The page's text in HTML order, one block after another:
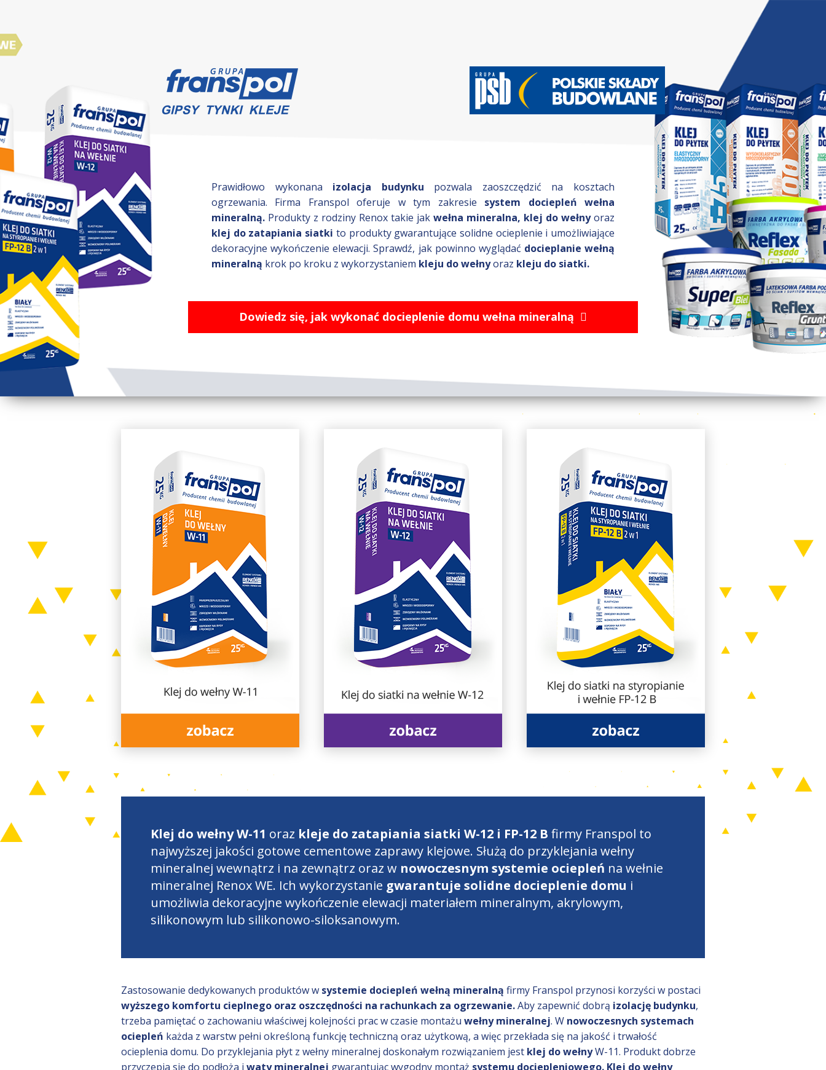
Prawidłowo wykonana izolacja budynku pozwala zaoszczędzić na kosztach
ogrzewania. Firma Franspol oferuje w tym zakresie system dociepleń wełna
mineralną. Produkty z rodziny Renox takie jak wełna mineralna, klej do wełnyoraz
klej do zatapiania siatki to produkty gwarantujące solidne ocieplenie i umożliwiające
dekoracyjne wykończenie elewacji. Sprawdź, jak powinno wyglądać docieplanie wełną
mineralną krok po kroku z wykorzystaniem kleju do wełnyoraz kleju do siatki.
Dowiedz się, jak wykonać docieplenie domu wełna mineralną
Klej do wełny W-11 oraz kleje do zatapiania siatki W-12 i FP-12 B firmy Franspol to
najwyższej jakości gotowe cementowe zaprawy klejowe. Służą do przyklejania wełny
mineralnej wewnątrz i na zewnątrz oraz w nowoczesnym systemie ociepleń na wełnie
mineralnej Renox WE. Ich wykorzystanie gwarantuje solidne docieplenie domu i
umożliwia dekoracyjne wykończenie elewacji materiałem mineralnym, akrylowym,
silikonowym lub silikonowo-siloksanowym.
Zastosowanie dedykowanych produktów w systemie dociepleń wełną mineralną firmy Franspol przynosi korzyści w postaci
wyższego komfortu cieplnego oraz oszczędności na rachunkach za ogrzewanie.Aby zapewnić dobrą izolację budynku,
trzeba pamiętać o zachowaniu właściwej kolejności prac w czasie montażu wełny mineralnej. W nowoczesnych systemach
ociepleń każda z warstw pełni określoną funkcję techniczną oraz użytkową, a więc przekłada się na jakość i trwałość
ocieplenia domu. Do przyklejania płyt z wełny mineralnej doskonałym rozwiązaniem jest klej do wełnyW-11. Produkt dobrze
przyczepia się do podłoża i waty mineralnej gwarantując wygodny montaż systemu dociepleniowego. Klej do wełny